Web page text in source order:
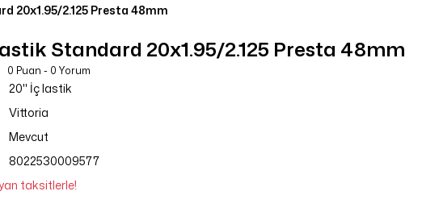
20x1.95/2.125 Presta 48mm
Standard 20x1.95/2.125 Presta 48mm
0 Puan - 0 Yorum
20'' İç lastik
Vittoria
Mevcut
8022530009577
taksitlerle!